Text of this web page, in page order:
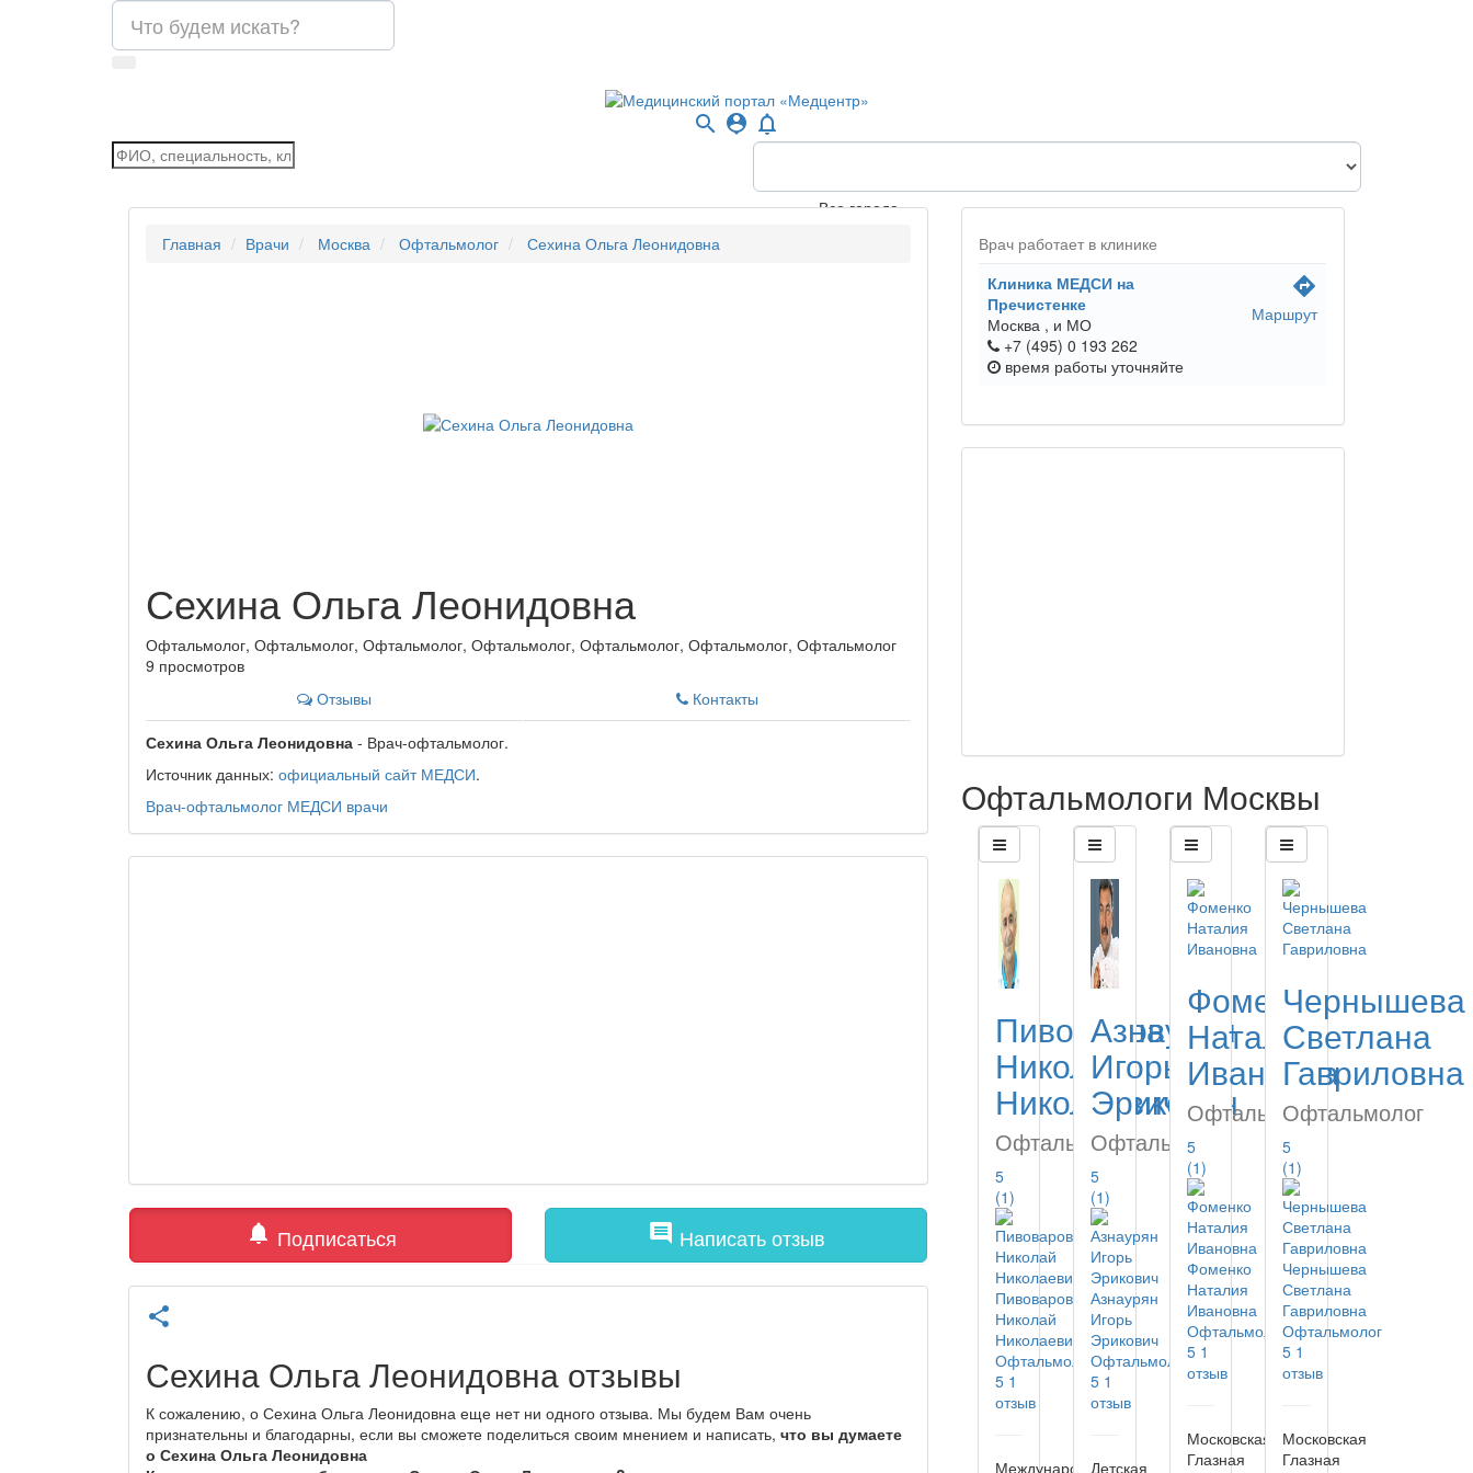
search person_pin notifications_none
Все города
Главная
Врачи Москва Офтальмолог Сехина Ольга Леонидовна
Сехина Ольга Леонидовна
Офтальмолог, Офтальмолог, Офтальмолог, Офтальмолог, Офтальмолог, Офтальмолог, Офтальмолог
9 просмотров
Отзывы
Контакты
Сехина Ольга Леонидовна - Врач-офтальмолог.
Источник данных: официальный сайт МЕДСИ.
Врач-офтальмолог МЕДСИ врачи
notifications Подписаться comment Написать отзыв
share
Сехина Ольга Леонидовна отзывы
К сожалению, о Сехина Ольга Леонидовна еще нет ни одного отзыва. Мы будем Вам очень
признательны и благодарны, если вы сможете поделиться своим мнением и написать, что вы думаете
о Сехина Ольга Леонидовна
Врач работает в клинике
Клиника МЕДСИ на
Пречистенке
Москва , и МО
+7 (495) 0 193 262
время работы уточняйте
directions
Маршрут
Офтальмологи Москвы
Пивоваров
Николай
Николаевич
Офтальмолог
5
(1)
Пивоваров
Николай
Николаевич
Офтальмолог
5 1
отзыв
Международный
Азнаурян
Игорь
Эрикович
Офтальмолог
5
(1)
Азнаурян
Игорь
Эрикович
Офтальмолог
5 1
отзыв
Детская
Фоменко
Наталия
Ивановна
Офтальмолог
5
(1)
Фоменко
Наталия
Ивановна
Офтальмолог
5 1
отзыв
Московская
Глазная
Чернышева
Светлана
Гавриловна
Офтальмолог
5
(1)
Чернышева
Светлана
Гавриловна
Офтальмолог
5 1
отзыв
Московская
Глазная